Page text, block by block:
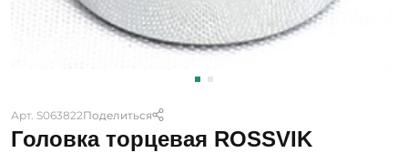
Арт. S063822Поделиться
Головка торцевая ROSSVIK